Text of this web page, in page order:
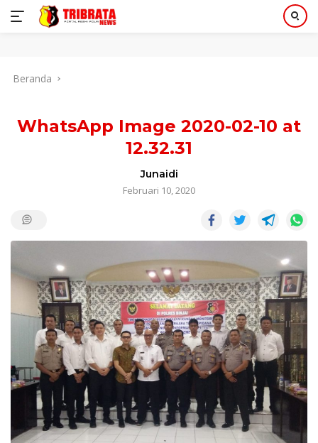
Beranda
WhatsApp Image 2020-02-10 at
12.32.31
Junaidi
Februari 10, 2020